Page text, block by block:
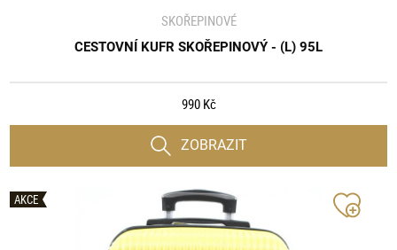
SKOŘEPINOVÉ
CESTOVNÍ KUFR SKOŘEPINOVÝ - (L) 95L
990 Kč
ZOBRAZIT
AKCE